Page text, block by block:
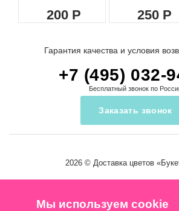
200 250
Гарантия качества и условия
+7 (495) 032-
Бесплатный звонок по
Заказать звонок
2026 © Доставка цветов
Мы используем cookie